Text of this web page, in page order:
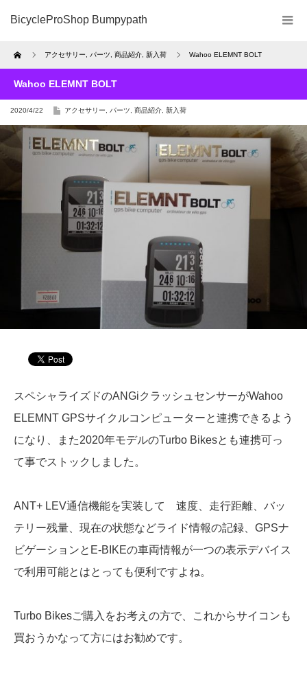
BicycleProShop Bumpypath
Home アクセサリー パーツ 商品紹介 新入荷 Wahoo ELEMNT BOLT
Wahoo ELEMNT BOLT
2020/4/22 アクセサリー パーツ 商品紹介 新入荷
スペシャライズドのANGiクラッシュセンサーがWahoo
ELEMNT GPSサイクルコンピューターと連携できるよう
になり、また2020年モデルのTurbo Bikesとも連携可っ
て事でストックしました。
ANT+ LEV通信機能を実装して 速度、走行距離、バッ
テリー残量、現在の状態などライド情報の記録、GPSナ
ビゲーションとE-BIKEの車両情報が一つの表示デバイス
で利用可能とはとっても便利ですよね。
Turbo Bikesご購入をお考えの方で、これからサイコンも
買おうかなって方にはお勧めです。